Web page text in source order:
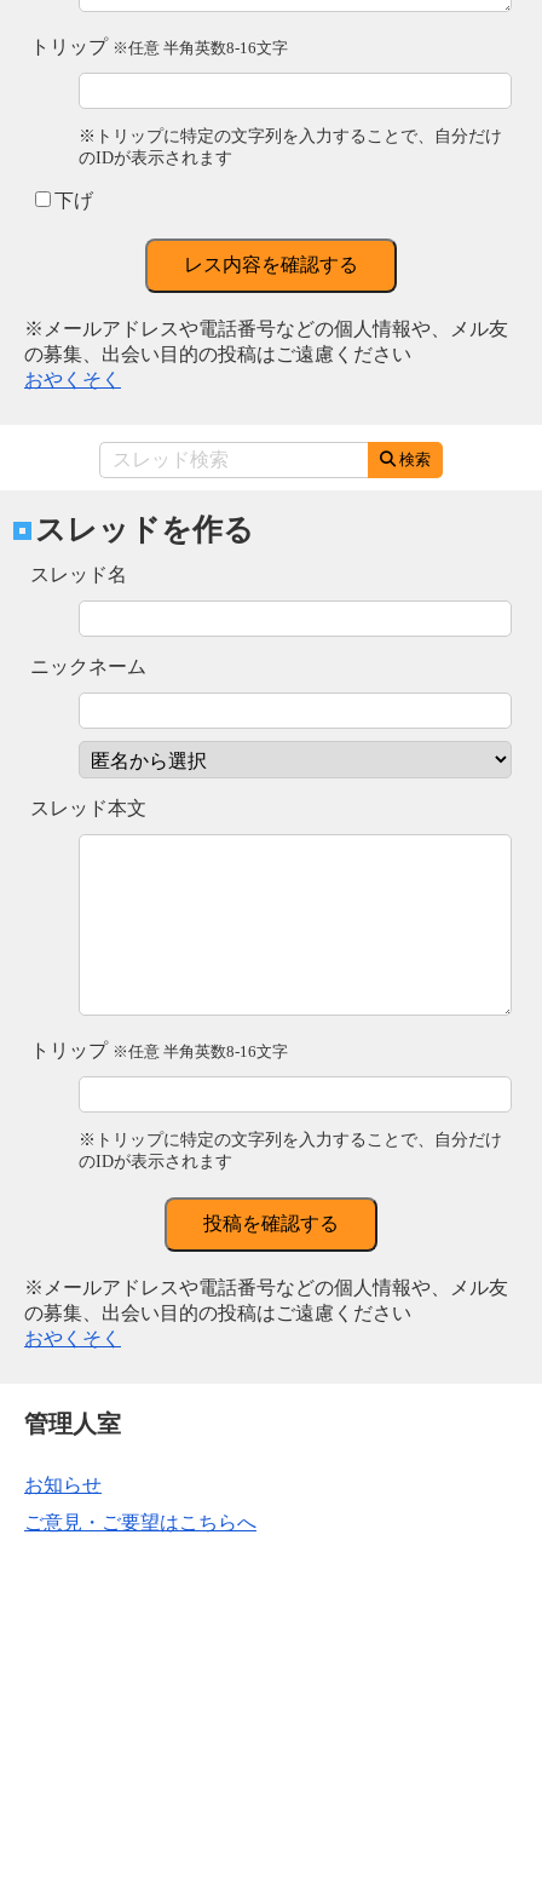
トリップ ※任意 半角英数8-16文字
※トリップに特定の文字列を入力することで、自分だけ
のIDが表示されます
下げ
レス内容を確認する
※メールアドレスや電話番号などの個人情報や、メル友
の募集、出会い目的の投稿はご遠慮ください
おやくそく
検索
スレッドを作る
スレッド名
ニックネーム
スレッド本文
トリップ ※任意 半角英数8-16文字
※トリップに特定の文字列を入力することで、自分だけ
のIDが表示されます
投稿を確認する
※メールアドレスや電話番号などの個人情報や、メル友
の募集、出会い目的の投稿はご遠慮ください
おやくそく
管理人室
お知らせ
ご意見・ご要望はこちらへ